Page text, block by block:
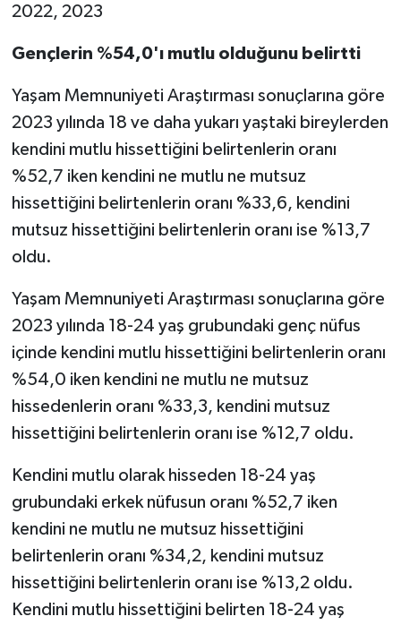
2022, 2023
Gençlerin %54,0'ı mutlu olduğunu belirtti
Yaşam Memnuniyeti Araştırması sonuçlarına göre
2023 yılında 18 ve daha yukarı yaştaki bireylerden
kendini mutlu hissettiğini belirtenlerin oranı
%52,7 iken kendini ne mutlu ne mutsuz
hissettiğini belirtenlerin oranı %33,6, kendini
mutsuz hissettiğini belirtenlerin oranı ise %13,7
oldu.
Yaşam Memnuniyeti Araştırması sonuçlarına göre
2023 yılında 18-24 yaş grubundaki genç nüfus
içinde kendini mutlu hissettiğini belirtenlerin oranı
%54,0 iken kendini ne mutlu ne mutsuz
hissedenlerin oranı %33,3, kendini mutsuz
hissettiğini belirtenlerin oranı ise %12,7 oldu.
Kendini mutlu olarak hisseden 18-24 yaş
grubundaki erkek nüfusun oranı %52,7 iken
kendini ne mutlu ne mutsuz hissettiğini
belirtenlerin oranı %34,2, kendini mutsuz
hissettiğini belirtenlerin oranı ise %13,2 oldu.
Kendini mutlu hissettiğini belirten 18-24 yaş